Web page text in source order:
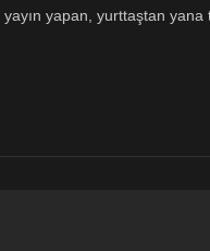
yapan, yurttaştan